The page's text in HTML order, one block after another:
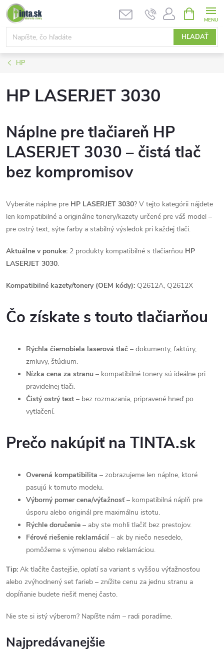
Prejsť
na
obsah
HĽADAŤ
KOŠÍK
HP
HP LASERJET 3030
Náplne pre tlačiareň HP
LASERJET 3030 – čistá tlač
bez kompromisov
Vyberáte náplne pre HP LASERJET 3030? V tejto kategórii nájdete
len kompatibilné a originálne tonery/kazety určené pre váš model –
pre ostrý text, sýte farby a stabilný výsledok pri každej tlači.
Aktuálne v ponuke: 2 produkty kompatibilné s tlačiarňou HP
LASERJET 3030.
Kompatibilné kazety/tonery (OEM kódy): Q2612A, Q2612X
Čo získate s touto tlačiarňou
Rýchla čiernobiela laserová tlač – dokumenty, faktúry,
zmluvy, štúdium.
Nízka cena za stranu – kompatibilné tonery sú ideálne pri
pravidelnej tlači.
Čistý ostrý text – bez rozmazania, pripravené hneď po
vytlačení.
Prečo nakúpiť na TINTA.sk
Overená kompatibilita – zobrazujeme len náplne, ktoré
pasujú k tomuto modelu.
Výborný pomer cena/výťažnosť – kompatibilná náplň pre
úsporu alebo originál pre maximálnu istotu.
Rýchle doručenie – aby ste mohli tlačiť bez prestojov.
Férové riešenie reklamácií – ak by niečo nesedelo,
pomôžeme s výmenou alebo reklamáciou.
Tip: Ak tlačíte častejšie, oplatí sa variant s vyššou výťažnosťou
alebo zvýhodnený set farieb – znížite cenu za jednu stranu a
dopĺňanie budete riešiť menej často.
Nie ste si istý výberom? Napíšte nám – radi poradíme.
Najpredávanejšie